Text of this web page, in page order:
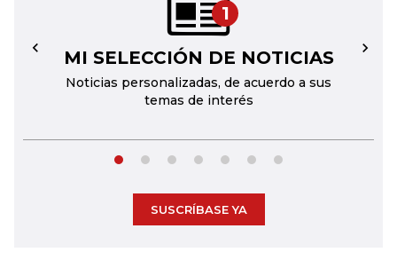
1
MI SELECCIÓN DE NOTICIAS
Noticias personalizadas, de acuerdo a sus
temas de interés
← →
SUSCRÍBASE YA